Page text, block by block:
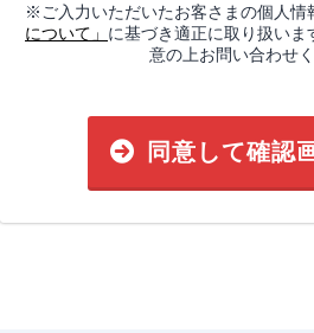
※ご入力いただいたお客さまの個人情
について」 に基づき適正に取り扱いま
意の上お問い合わせく
同意して確認